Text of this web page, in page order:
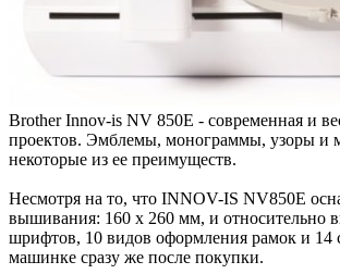
Brother Innov-is NV 850E - современная и
проектов. Эмблемы, монограммы, узоры и
некоторые из ее преимуществ.
Несмотря на то, что INNOV-IS NV850E
вышивания: 160 х 260 мм, и относительно
шрифтов, 10 видов оформления рамок и 14
машинке сразу же после покупки.